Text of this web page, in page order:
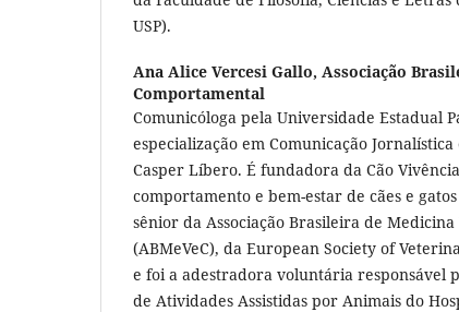
USP).
Ana Alice Vercesi Gallo, Associação
Comportamental
Comunicóloga pela Universidade Estadual
especialização em Comunicação
Casper Líbero. É fundadora da Cão
comportamento e bem-estar de cães e
sênior da Associação Brasileira de
(ABMeVeC), da European Society of
e foi a adestradora voluntária responsável
de Atividades Assistidas por Animais do